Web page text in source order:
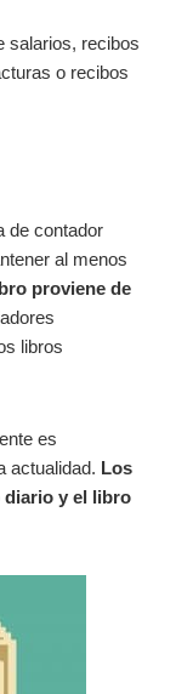
salarios, recibos
o recibos
de contador
al menos
proviene de
libros
es
actualidad. Los
y el libro